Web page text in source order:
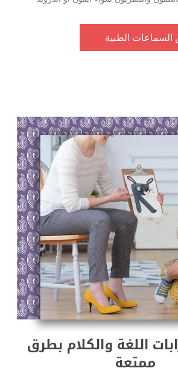
الطبية
اللغة والكلام بطرق
ممتعة